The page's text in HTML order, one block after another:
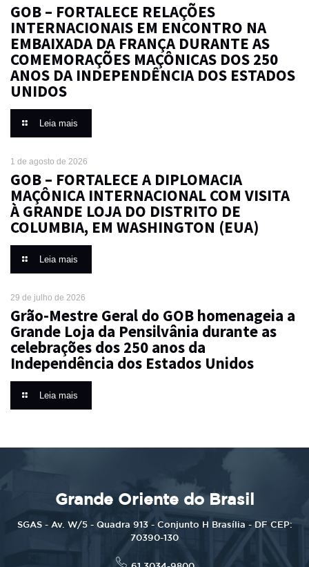
GOB – FORTALECE RELAÇÕES
INTERNACIONAIS EM ENCONTRO NA
EMBAIXADA DA FRANÇA DURANTE AS
COMEMORAÇÕES MAÇÔNICAS DOS 250
ANOS DA INDEPENDÊNCIA DOS ESTADOS
UNIDOS
Leia mais
1 de agosto de 2026
GOB – FORTALECE A DIPLOMACIA
MAÇÔNICA INTERNACIONAL COM VISITA
À GRANDE LOJA DO DISTRITO DE
COLUMBIA, EM WASHINGTON (EUA)
Leia mais
29 de julho de 2026
Grão-Mestre Geral do GOB homenageia a
Grande Loja da Pensilvânia durante as
celebrações dos 250 anos da
Independência dos Estados Unidos
Leia mais
Grande Oriente do Brasil
SGAS - Av. W/5 - Quadra 913 - Conjunto H Brasília - DF CEP:
70390-130